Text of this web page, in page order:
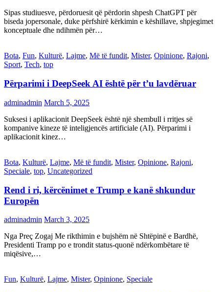
Sipas studiuesve, përdoruesit që përdorin shpesh ChatGPT për
biseda jopersonale, duke përfshirë kërkimin e këshillave, shpjegimet
konceptuale dhe ndihmën për…
Bota, Fun, Kulturë, Lajme, Më të fundit, Mister, Opinione, Rajoni,
Sport, Tech, top
Përparimi i DeepSeek AI është për t’u lavdëruar
adminadmin March 5, 2025
Suksesi i aplikacionit DeepSeek është një shembull i rritjes së
kompanive kineze të inteligjencës artificiale (AI). Përparimi i
aplikacionit kinez…
Bota, Kulturë, Lajme, Më të fundit, Mister, Opinione, Rajoni,
Speciale, top, Uncategorized
Rend i ri, kërcënimet e Trump e kanë shkundur
Europën
adminadmin March 3, 2025
Nga Preç Zogaj Me rikthimin e bujshëm në Shtëpinë e Bardhë,
Presidenti Tramp po e trondit status-quonë ndërkombëtare të
miqësive,…
Fun, Kulturë, Lajme, Mister, Opinione, Speciale